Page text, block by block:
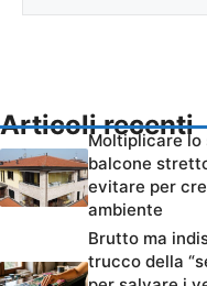
Articoli recenti
Moltiplicare lo
balcone
evitare per
ambiente
Brutto ma
trucco della